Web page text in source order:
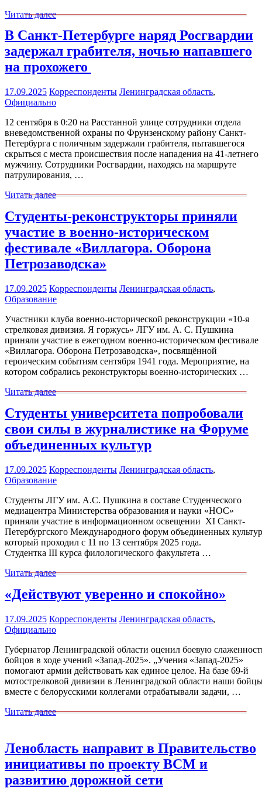
Читать далее
В Санкт-Петербурге наряд Росгвардии
задержал грабителя, ночью напавшего
на прохожего
17.09.2025 Корреспонденты Ленинградская область,
Официально
12 сентября в 0:20 на Расстанной улице сотрудники отдела
вневедомственной охраны по Фрунзенскому району Санкт-
Петербурга с поличным задержали грабителя, пытавшегося
скрыться с места происшествия после нападения на 41-летнего
мужчину. Сотрудники Росгвардии, находясь на маршруте
патрулирования, …
Читать далее
Студенты-реконструкторы приняли
участие в военно-историческом
фестивале «Виллагора. Оборона
Петрозаводска»
17.09.2025 Корреспонденты Ленинградская область,
Образование
Участники клуба военно-исторической реконструкции «10-я
стрелковая дивизия. Я горжусь» ЛГУ им. А. С. Пушкина
приняли участие в ежегодном военно-историческом фестивале
«Виллагора. Оборона Петрозаводска», посвящённой
героическим событиям сентября 1941 года. Мероприятие, на
котором собрались реконструкторы военно-исторических …
Читать далее
Студенты университета попробовали
свои силы в журналистике на Форуме
объединенных культур
17.09.2025 Корреспонденты Ленинградская область,
Образование
Студенты ЛГУ им. А.С. Пушкина в составе Студенческого
медиацентра Министерства образования и науки «НОС»
приняли участие в информационном освещении XI Санкт-
Петербургского Международного форум объединенных
который проходил с 11 по 13 сентября 2025 года.
Студентка III курса филологического факультета …
Читать далее
«Действуют уверенно и спокойно»
17.09.2025 Корреспонденты Ленинградская область,
Официально
Губернатор Ленинградской области оценил боевую
бойцов в ходе учений «Запад-2025». „Учения «Запад-2025»
помогают армии действовать как единое целое. На базе 69-й
мотострелковой дивизии в Ленинградской области наши
вместе с белорусскими коллегами отрабатывали задачи, …
Читать далее
Ленобласть направит в Правительство
инициативы по проекту ВСМ и
развитию дорожной сети